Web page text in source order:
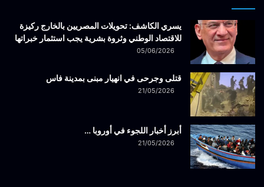
يسري الكاشف: تحويلات المصريين بالخارج ركيزة
للاقتصاد الوطني وثروة بشرية يجب استثمار خبراتها
05/06/2026
قتلى وجرحى في انهيار مبنى بمدينة فاس
21/05/2026
أبرز أخبار اللجوء في أوروبا …
21/05/2026